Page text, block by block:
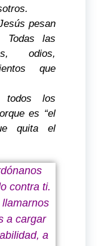
pesan
Todas las
odios,
que
todos los
es “el
quita el
contra ti.
a cargar
a